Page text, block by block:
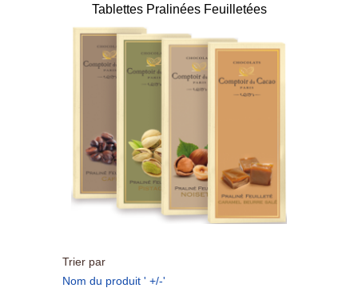
Tablettes Pralinées Feuilletées
Trier par
Nom du produit ' +/-'